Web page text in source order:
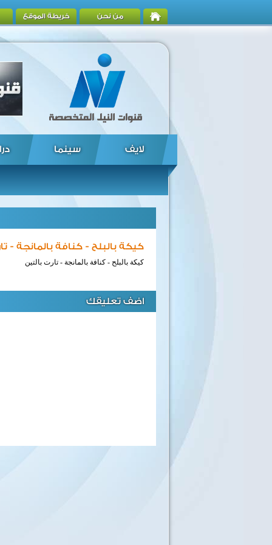
من نحن خريطة الموقع
لايف سينما
كيكة بالبلح - كنافة بالمانجة -
كيكة بالبلح - كنافة بالمانجة - تارت بالتين
اضف تعليقك